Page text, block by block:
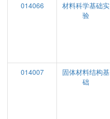
014066
材料科学基础实
验
014007
固体材料结构基
础